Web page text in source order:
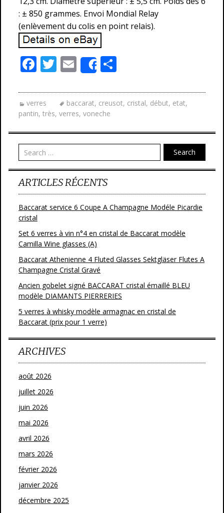
: ± 850 grammes. Envoi Mondial Relay
(enlèvement du colis en point relais).
F
e
b
o
o
k
T
itt
er
E
m
ai
l
Share
ta
g
er
verres baccarat, creusot, cristal, début, etat,
pantin, très, verres, voneche
Search
ARTICLES RÉCENTS
Baccarat service 6 Coupe A Champagne Modéle Picardie
cristal
Set 6 verres à vin n°4 en cristal de Baccarat modèle
Camilla Wine glasses (A)
Baccarat Athenienne 4 Fluted Glasses Sektgläser Flutes A
Champagne Cristal Gravé
Ancien gobelet signé BACCARAT cristal émaillé BLEU
modèle DIAMANTS PIERRERIES
5 verres à whisky modèle armagnac en cristal de
Baccarat (prix pour 1 verre)
ARCHIVES
août 2026
juillet 2026
juin 2026
mai 2026
avril 2026
mars 2026
février 2026
janvier 2026
décembre 2025